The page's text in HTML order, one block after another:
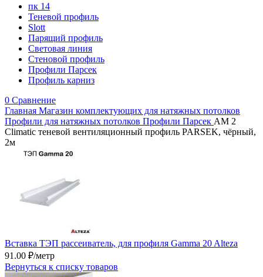
пк 14
Теневой профиль
Slott
Парящий профиль
Световая линия
Стеновой профиль
Профили Парсек
Профиль карниз
0 Сравнение
Главная Магазин комплектующих для натяжных потолков
Профили для натяжных потолков Профили Парсек AM 2
Climatic теневой вентиляционный профиль PARSEK, чёрный,
2м
Вставка ТЭП рассеиватель, для профиля Gamma 20 Alteza
91.00 ₽/метр
Вернуться к списку товаров